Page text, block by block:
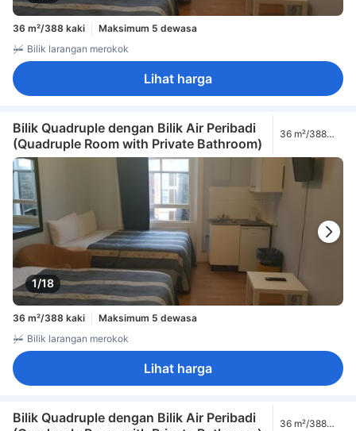
36 m²/388 kaki
Maksimum 5 dewasa
Bilik larangan merokok
Lihat harga
Bilik Quadruple dengan Bilik Air Peribadi
(Quadruple Room with Private Bathroom)
36 m²/388
1/18
36 m²/388 kaki
Maksimum 5 dewasa
Bilik larangan merokok
Lihat harga
Bilik Quadruple dengan Bilik Air Peribadi
36 m²/388